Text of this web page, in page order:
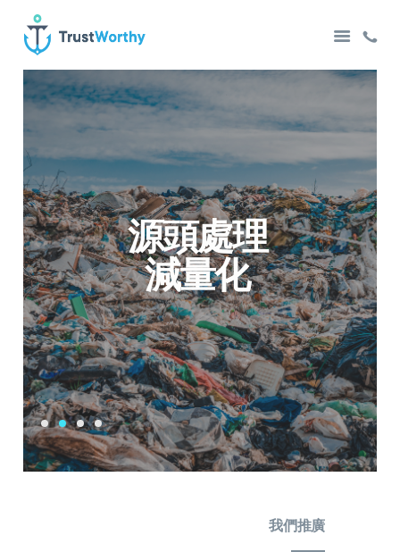
主頁
我們推廣